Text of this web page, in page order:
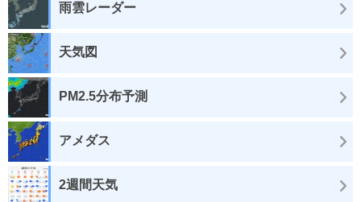
雨雲レーダー
天気図
PM2.5分布予測
アメダス
2週間天気